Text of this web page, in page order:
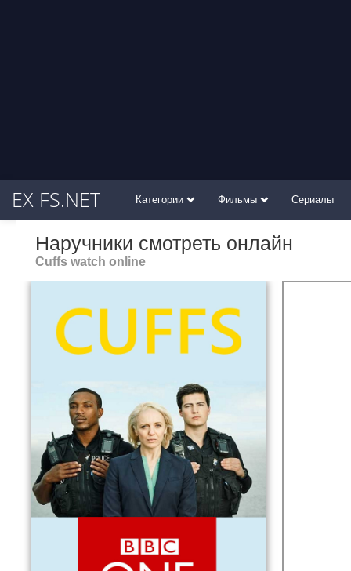
EX-FS.NET Категории Фильмы Сериалы
Наручники смотреть онлайн
Cuffs watch online